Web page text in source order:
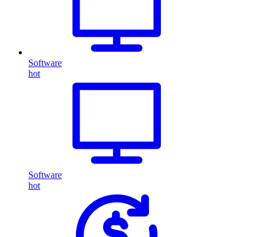
Software
hot
Software
hot